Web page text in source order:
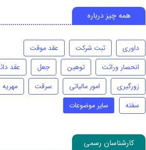
همه چیز درباره
داوری ثبت شرکت
عقد موقت
انحصار وراثت
توهین جعل
عقد
زورگیری
امور مالیاتی سرقت
مهریه
سفته
سایر موضوعات
کارشناسان رسمی